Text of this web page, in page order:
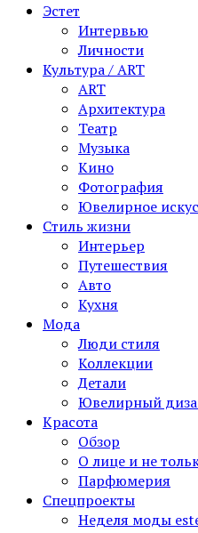
Эстет
Интервью
Личности
Культура / ART
ART
Архитектура
Театр
Музыка
Кино
Фотография
Ювелирное
Стиль жизни
Интерьер
Путешествия
Авто
Кухня
Мода
Люди стиля
Коллекции
Детали
Ювелирный
Красота
Обзор
О лице и не
Парфюмерия
Спецпроекты
Неделя моды